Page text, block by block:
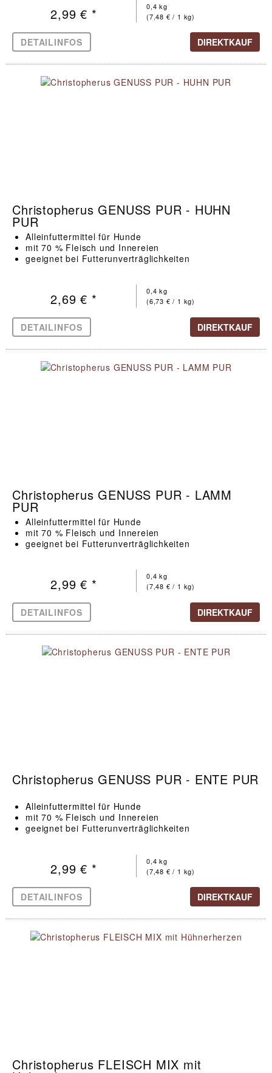
0,4 kg
(7,48 € / 1 kg)
2,99 € *
DETAILINFOS DIREKTKAUF
Christopherus GENUSS PUR - HUHN
PUR
Alleinfuttermittel für Hunde
mit 70 % Fleisch und Innereien
geeignet bei Futterunverträglichkeiten
0,4 kg
(6,73 € / 1 kg)
2,69 € *
DETAILINFOS DIREKTKAUF
Christopherus GENUSS PUR - LAMM
PUR
Alleinfuttermittel für Hunde
mit 70 % Fleisch und Innereien
geeignet bei Futterunverträglichkeiten
0,4 kg
(7,48 € / 1 kg)
2,99 € *
DETAILINFOS DIREKTKAUF
Christopherus GENUSS PUR - ENTE PUR
Alleinfuttermittel für Hunde
mit 70 % Fleisch und Innereien
geeignet bei Futterunverträglichkeiten
0,4 kg
(7,48 € / 1 kg)
2,99 € *
DETAILINFOS DIREKTKAUF
Christopherus FLEISCH MIX mit